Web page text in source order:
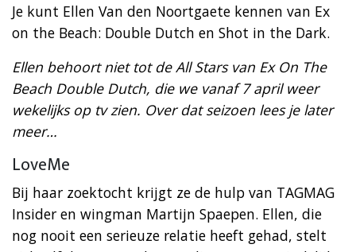
Je kunt Ellen Van den Noortgaete kennen van Ex
on the Beach: Double Dutch en Shot in the Dark.
Ellen behoort niet tot de All Stars van Ex On The
Beach Double Dutch, die we vanaf 7 april weer
wekelijks op tv zien. Over dat seizoen lees je later
meer…
LoveMe
Bij haar zoektocht krijgt ze de hulp van TAGMAG
Insider en wingman Martijn Spaepen. Ellen, die
nog nooit een serieuze relatie heeft gehad, stelt